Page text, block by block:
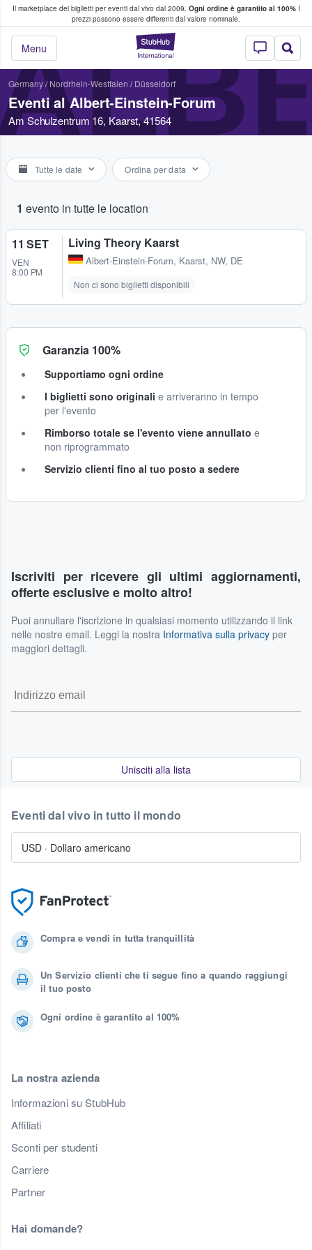
Il marketplace dei biglietti per eventi dal vivo dal 2009. Ogni ordine è garantito al 100%I
prezzi possono essere differenti dal valore nominale.
StubHub - Dove
Menu
fan comprano e vendono biglietti
Germany/ Nordrhein-Westfalen / Düsseldorf
Eventi al Albert-Einstein-Forum
Am Schulzentrum 16, Kaarst, 41564
Tutte le date Ordina per data
1 evento in tutte le location
11 SET
VEN
8:00 PM
Living Theory Kaarst
Albert-Einstein-Forum, Kaarst, NW, DE
Non ci sono biglietti disponibili
Garanzia 100%
Supportiamo ogni ordine
I biglietti sono originali e arriveranno in tempo
per l'evento
Rimborso totale se l'evento viene annullato e
non riprogrammato
Servizio clienti fino al tuo posto a sedere
Iscriviti per ricevere gli ultimi aggiornamenti,
offerte esclusive e molto altro!
Puoi annullare l'iscrizione in qualsiasi momento utilizzando il link
nelle nostre email. Leggi la nostra Informativa sulla privacy per
maggiori dettagli.
Unisciti alla lista
Compra e vendi in tutta tranquillità
Un Servizio clienti che ti segue fino a quando raggiungi
il tuo posto
Ogni ordine è garantito al 100%
La nostra azienda
Informazioni su StubHub
Affiliati
Sconti per studenti
Carriere
Partner
Hai domande?
Eventi dal vivo in tutto il mondo
USD · Dollaro americano